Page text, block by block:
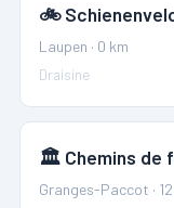
🚲
Laupen · 0 km
Draisine
🏛️ Chemins de
Granges-Paccot · 12